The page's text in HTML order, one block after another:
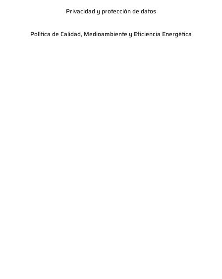
Privacidad y protección de datos
Política de Calidad, Medioambiente y Eficiencia Energética